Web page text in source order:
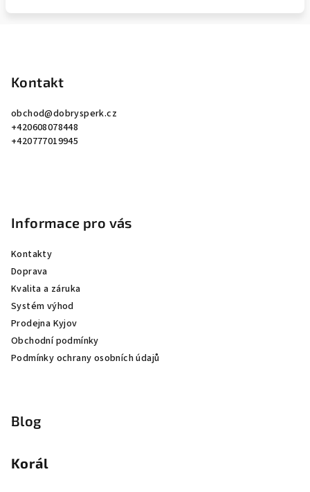
Kontakt
obchod@dobrysperk.cz
+420608078448
+420777019945
Informace pro vás
Kontakty
Doprava
Kvalita a záruka
Systém výhod
Prodejna Kyjov
Obchodní podmínky
Podmínky ochrany osobních údajů
Blog
Korál